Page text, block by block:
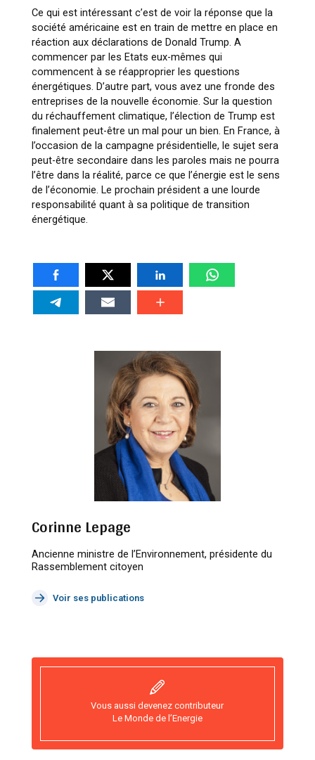
Ce qui est intéressant c’est de voir la réponse que la
société américaine est en train de mettre en place en
réaction aux déclarations de Donald Trump. A
commencer par les Etats eux-mêmes qui
commencent à se réapproprier les questions
énergétiques. D’autre part, vous avez une fronde des
entreprises de la nouvelle économie. Sur la question
du réchauffement climatique, l’élection de Trump est
finalement peut-être un mal pour un bien. En France, à
l’occasion de la campagne présidentielle, le sujet sera
peut-être secondaire dans les paroles mais ne pourra
l’être dans la réalité, parce ce que l’énergie est le sens
de l’économie. Le prochain président a une lourde
responsabilité quant à sa politique de transition
énergétique.
Corinne Lepage
Ancienne ministre de l’Environnement, présidente du
Rassemblement citoyen
Voir ses publications
Vous aussi devenez contributeur
Le Monde de l’Energie